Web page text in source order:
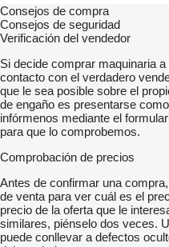
Consejos de compra
Consejos de seguridad
Verificación del vendedor
Si decide comprar maquinaria
contacto con el verdadero
que le sea posible sobre el
de engaño es presentarse
infórmenos mediante el
para que lo comprobemos.
Comprobación de precios
Antes de confirmar una
de venta para ver cuál es el
precio de la oferta que le
similares, piénselo dos veces.
puede conllevar a defectos